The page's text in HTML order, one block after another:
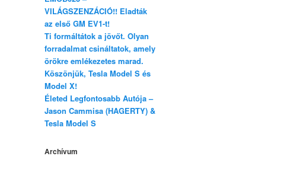
VILÁGSZENZÁCIÓ!! Eladták
az első GM EV1-t!
Ti formáltátok a jövőt. Olyan
forradalmat csináltatok, amely
örökre emlékezetes marad.
Köszönjük, Tesla Model S és
Model X!
Életed Legfontosabb Autója –
Jason Cammisa (HAGERTY) &
Tesla Model S
Archívum